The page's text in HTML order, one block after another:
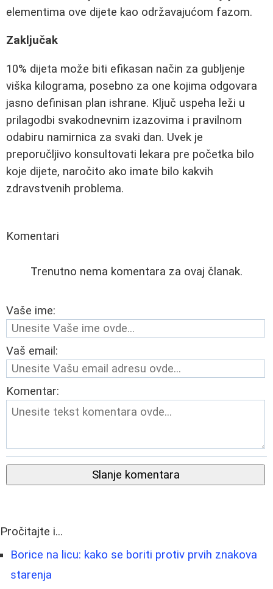
elementima ove dijete kao održavajućom fazom.
Zaključak
10% dijeta može biti efikasan način za gubljenje
viška kilograma, posebno za one kojima odgovara
jasno definisan plan ishrane. Ključ uspeha leži u
prilagodbi svakodnevnim izazovima i pravilnom
odabiru namirnica za svaki dan. Uvek je
preporučljivo konsultovati lekara pre početka bilo
koje dijete, naročito ako imate bilo kakvih
zdravstvenih problema.
Komentari
Trenutno nema komentara za ovaj članak.
Vaše ime:
Vaš email:
Komentar:
Slanje komentara
Pročitajte i...
Borice na licu: kako se boriti protiv prvih znakova
starenja